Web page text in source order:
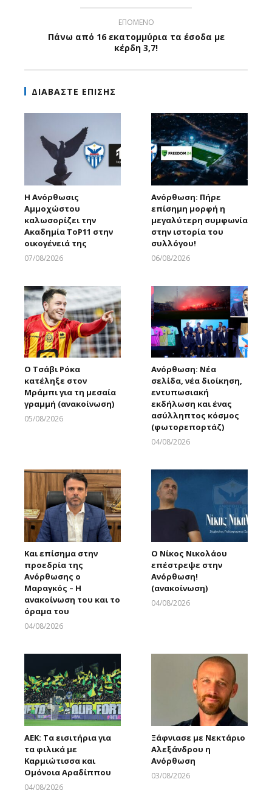
ΕΠΟΜΕΝΟ
Πάνω από 16 εκατομμύρια τα έσοδα με
κέρδη 3,7!
ΔΙΑΒΑΣΤΕ ΕΠΙΣΗΣ
Η Ανόρθωσις
Αμμοχώστου
καλωσορίζει την
Ακαδημία ToP11 στην
οικογένειά της
07/08/2026
Ανόρθωση: Πήρε
επίσημη μορφή η
μεγαλύτερη συμφωνία
στην ιστορία του
συλλόγου!
06/08/2026
Ο Τσάβι Ρόκα
κατέληξε στον
Μράμπι για τη μεσαία
γραμμή (ανακοίνωση)
05/08/2026
Ανόρθωση: Νέα
σελίδα, νέα διοίκηση,
εντυπωσιακή
εκδήλωση και ένας
ασύλληπτος κόσμος
(φωτορεπορτάζ)
04/08/2026
Και επίσημα στην
προεδρία της
Ανόρθωσης ο
Μαραγκός – Η
ανακοίνωση του και το
όραμα του
04/08/2026
Ο Νίκος Νικολάου
επέστρεψε στην
Ανόρθωση!
(ανακοίνωση)
04/08/2026
ΑΕΚ: Τα εισιτήρια για
τα φιλικά με
Καρμιώτισσα και
Ομόνοια Αραδίππου
04/08/2026
Ξάφνιασε με Νεκτάριο
Αλεξάνδρου η
Ανόρθωση
03/08/2026